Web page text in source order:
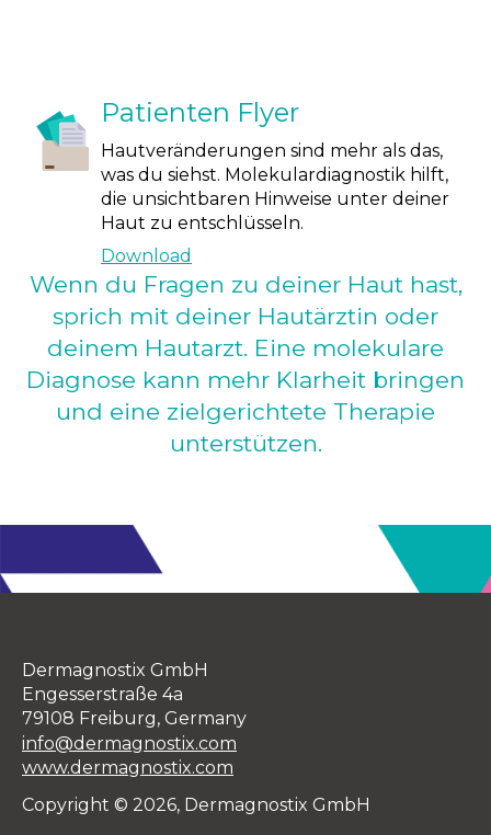
Patienten Flyer
Hautveränderungen sind mehr als das,
was du siehst. Molekulardiagnostik hilft,
die unsichtbaren Hinweise unter deiner
Haut zu entschlüsseln.
Download
Wenn du Fragen zu deiner Haut hast,
sprich mit deiner Hautärztin oder
deinem Hautarzt. Eine molekulare
Diagnose kann mehr Klarheit bringen
und eine zielgerichtete Therapie
unterstützen.
Dermagnostix GmbH
Engesserstraße 4a
79108 Freiburg, Germany
info@dermagnostix.com
www.dermagnostix.com
Copyright © 2026, Dermagnostix GmbH